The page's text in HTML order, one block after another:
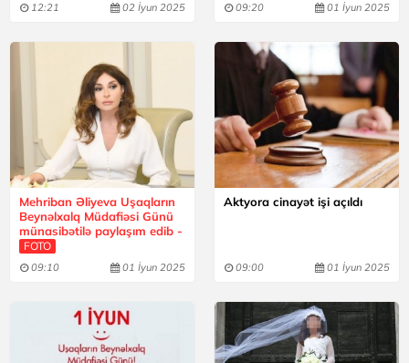
12:21 02 İyun 2025 09:20 01 İyun 2025
Mehriban Əliyeva Uşaqların
Beynəlxalq Müdafiəsi Günü
münasibətilə paylaşım edib -
FOTO
09:10 01 İyun 2025
Aktyora cinayət işi açıldı
09:00 01 İyun 2025